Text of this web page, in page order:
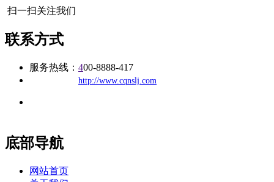
扫一扫关注我们
联系方式
服务热线： 400-8888-417
http://www.cqnslj.com
底部导航
网站首页